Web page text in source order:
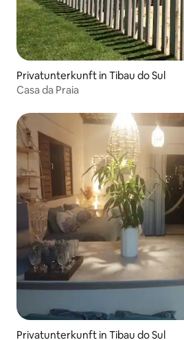
Privatunterkunft in Tibau do Sul
Casa da Praia
Privatunterkunft in Tibau do Sul